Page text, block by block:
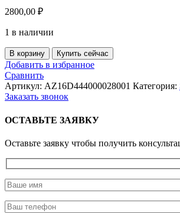
2800,00 ₽
1 в наличии
Количество
товара
Датчик
замка
кабины
В корзину Купить сейчас
Добавить в избранное
Сравнить
Артикул: AZ16D444000028001 Категория:
Заказать звонок
ОСТАВЬТЕ ЗАЯВКУ
Оставьте заявку чтобы получить